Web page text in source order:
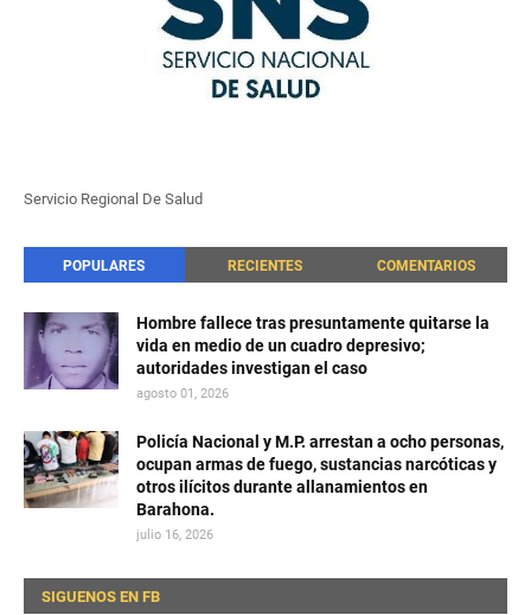
Servicio Regional De Salud
POPULARES RECIENTES COMENTARIOS
Hombre fallece tras presuntamente quitarse la
vida en medio de un cuadro depresivo;
autoridades investigan el caso
agosto 01, 2026
Policía Nacional y M.P. arrestan a ocho personas,
ocupan armas de fuego, sustancias narcóticas y
otros ilícitos durante allanamientos en
Barahona.
julio 16, 2026
SIGUENOS EN FB